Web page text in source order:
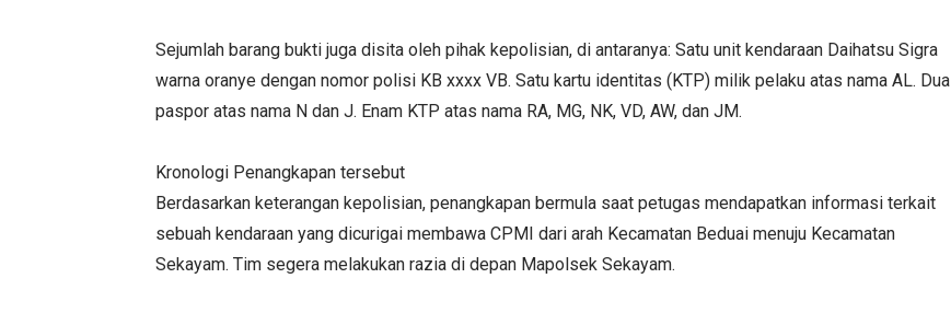
Sejumlah barang bukti juga disita oleh pihak kepolisian, di antaranya: Satu unit kendaraan Daihatsu Sigra
warna oranye dengan nomor polisi KB xxxx VB. Satu kartu identitas (KTP) milik pelaku atas nama AL. Dua
paspor atas nama N dan J. Enam KTP atas nama RA, MG, NK, VD, AW, dan JM.
Kronologi Penangkapan tersebut
Berdasarkan keterangan kepolisian, penangkapan bermula saat petugas mendapatkan informasi terkait
sebuah kendaraan yang dicurigai membawa CPMI dari arah Kecamatan Beduai menuju Kecamatan
Sekayam. Tim segera melakukan razia di depan Mapolsek Sekayam.